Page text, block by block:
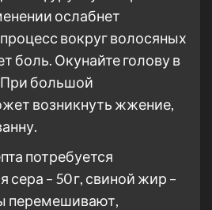
ослабнет
вокруг волосяных
боль. Окунайте голову в
большой
возникнуть жжение,
потребуется
– 50 г, свиной жир –
перемешивают,